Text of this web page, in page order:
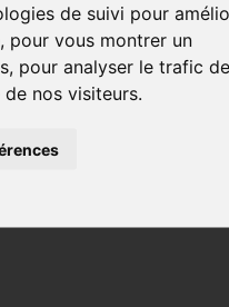
de suivi pour
pour vous montrer un
pour analyser le trafic de
nos visiteurs.